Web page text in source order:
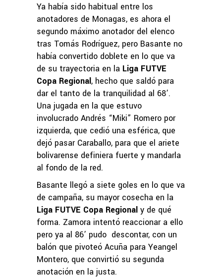
Ya había sido habitual entre los
anotadores de Monagas, es ahora el
segundo máximo anotador del elenco
tras Tomás Rodríguez, pero Basante no
había convertido doblete en lo que va
de su trayectoria en la Liga FUTVE
Copa Regional, hecho que saldó para
dar el tanto de la tranquilidad al 68’.
Una jugada en la que estuvo
involucrado Andrés “Miki” Romero por
izquierda, que cedió una esférica, que
dejó pasar Caraballo, para que el ariete
bolivarense definiera fuerte y mandarla
al fondo de la red.
Basante llegó a siete goles en lo que va
de campaña, su mayor cosecha en la
Liga FUTVE Copa Regional y de qué
forma. Zamora intentó reaccionar a ello
pero ya al 86’ pudo descontar, con un
balón que pivoteó Acuña para Yeangel
Montero, que convirtió su segunda
anotación en la justa.